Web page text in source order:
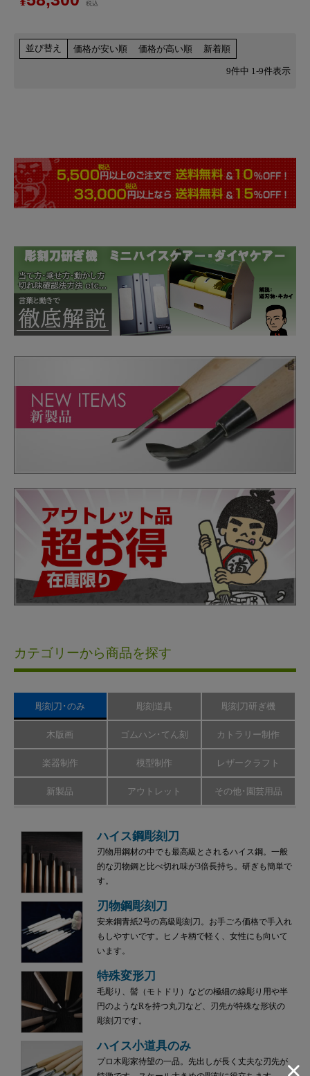
税込
並び替え 価格が安い順 価格が高い順 新着順
9件中 1 -9件表示
カテゴリーから商品を探す
彫刻刀･のみ 彫刻道具 彫刻刀研ぎ機
木版画 ゴムハン･てん刻 カトラリー制作
楽器制作 模型制作 レザークラフト
新製品 アウトレット その他･園芸用品
ハイス鋼彫刻刀
刃物用鋼材の中でも最高級とされるハイス鋼。一般
的な刃物鋼と比べ切れ味が3倍長持ち。研ぎも簡単で
す。
刃物鋼彫刻刀
安来鋼青紙2号の高級彫刻刀。お手ごろ価格で手入れ
もしやすいです。ヒノキ柄で軽く、女性にも向いて
います。
特殊変形刀
毛彫り、髻（モトドリ）などの極細の線彫り用や半
円のようなRを持つ丸刀など、刃先が特殊な形状の
彫刻刀です。
ハイス小道具のみ
プロ木彫家待望の一品。先出しが長く丈夫な刃先が